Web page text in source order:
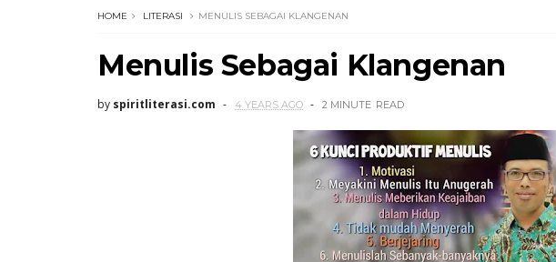
HOME LITERASI MENULIS SEBAGAI KLANGENAN
Menulis Sebagai Klangenan
by spiritliterasi.com 4 YEARS AGO 2 MINUTE READ